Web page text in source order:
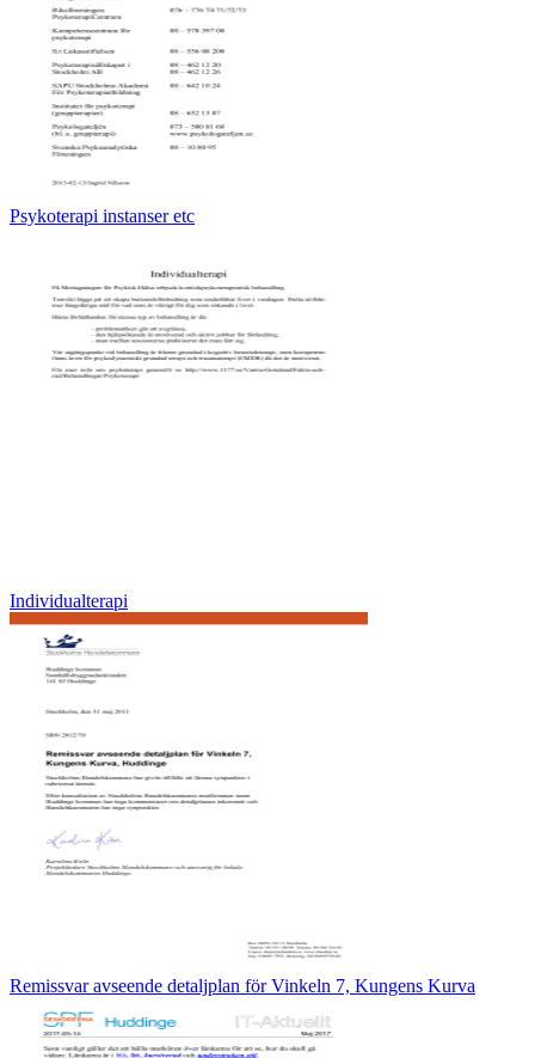
Psykoterapi instanser etc
Individualterapi
Remissvar avseende detaljplan för Vinkeln 7, Kungens Kurva